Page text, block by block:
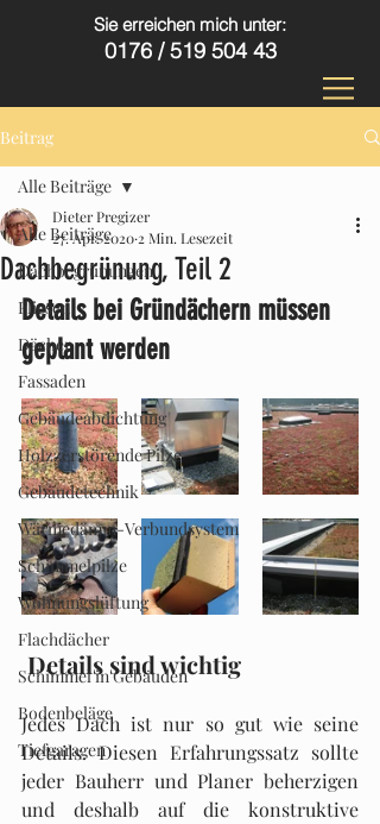
Sie erreichen mich unter:
0176 /519 504 43
Beitrag
Alle Beiträge
Dachbegrünungen
Fliesen
Dächer
Fassaden
Gebäudeabdichtung
Holzzerstörende Pilze
Gebäudetechnik
Wärmedämm-Verbundsystem
Schimmelpilze
Wohnungslüftung
Flachdächer
Schimmel in Gebäuden
Bodenbeläge
Tiefgaragen
Alle Beiträge
Dachbegrünung, Teil 2
Dieter Pregizer
27. Apr. 2020 2 Min. Lesezeit
Details bei Gründächern müssen
geplant werden
Details sind wichtig
Jedes Dach ist nur so gut wie seine
Details. Diesen Erfahrungssatz sollte
jeder Bauherr und Planer beherzigen
und deshalb auf die konstruktive